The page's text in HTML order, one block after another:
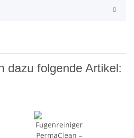
dazu folgende Artikel: